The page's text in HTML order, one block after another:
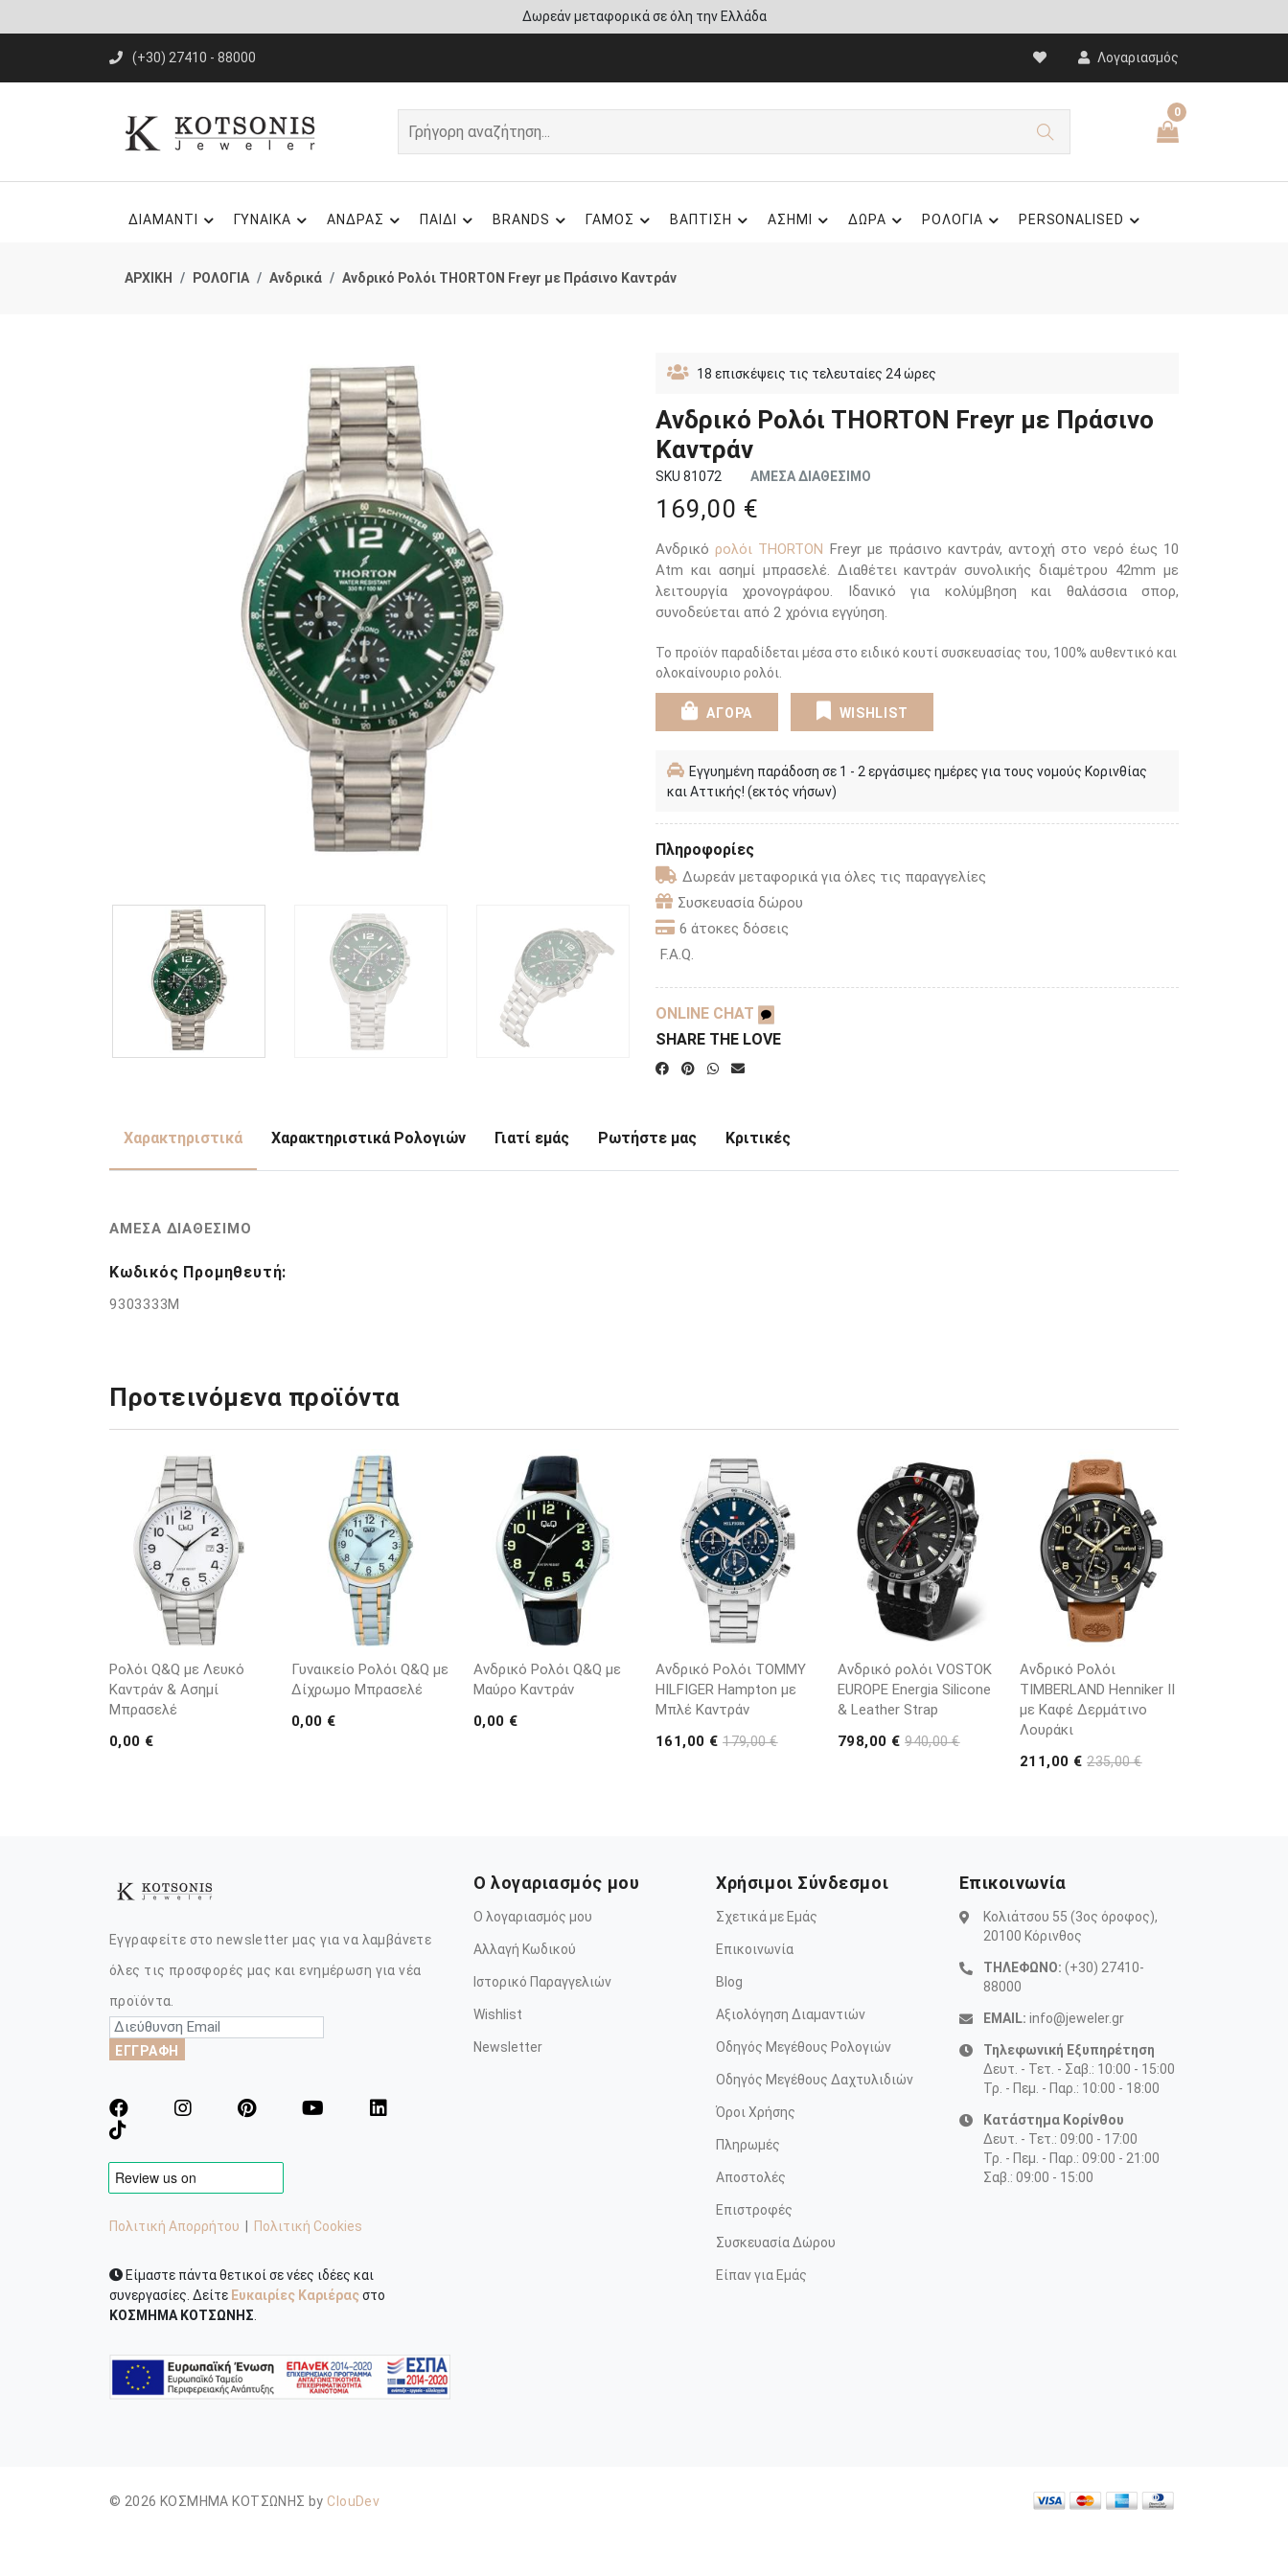
Δωρεάν μεταφορικά σε όλη την Ελλάδα
(+30) 27410 - 88000 Λογαριασμός
0
ΔΙΑΜΑΝΤΙ ΓΥΝΑΙΚΑ ΑΝΔΡΑΣ ΠΑΙΔΙ BRANDS ΓΑΜΟΣ ΒΑΠΤΙΣΗ ΑΣΗΜΙ ΔΩΡΑ ΡΟΛΟΓΙΑ PERSONALISED
ΑΡΧΙΚΗ ΡΟΛΟΓΙΑ Ανδρικά Ανδρικό Ρολόι THORTON Freyr με Πράσινο Καντράν
18 επισκέψεις τις τελευταίες 24 ώρες
Ανδρικό Ρολόι THORTON Freyr με Πράσινο
Καντράν
SKU 81072 ΑΜΕΣΑ ΔΙΑΘΕΣΙΜΟ
169,00 €
Ανδρικόρολόι THORTON Freyr με πράσινο καντράν, αντοχή στο νερό έως 10
Atm και ασημί μπρασελέ. Διαθέτει καντράν συνολικής διαμέτρου 42mm με
λειτουργία χρονογράφου. Ιδανικό για κολύμβηση και θαλάσσια σπορ,
συνοδεύεται από 2 χρόνια εγγύηση.
Το προϊόν παραδίδεται μέσα στο ειδικό κουτί συσκευασίας του, 100% αυθεντικό και
ολοκαίνουριο ρολόι.
ΑΓΟΡΑ WISHLIST
Εγγυημένη παράδοση σε 1 - 2 εργάσιμες ημέρες για τους νομούς Κορινθίας
και Αττικής! (εκτός νήσων)
Πληροφορίες
Δωρεάν μεταφορικά για όλες τις παραγγελίες
Συσκευασία δώρου
6 άτοκες δόσεις
F.A.Q.
ONLINE CHAT
SHARE THE LOVE
Χαρακτηριστικά Χαρακτηριστικά Ρολογιών Γιατί εμάς Ρωτήστε μας Κριτικές
ΑΜΕΣΑ ΔΙΑΘΕΣΙΜΟ
Κωδικός Προμηθευτή:
9303333M
Προτεινόμενα προϊόντα
Ρολόι Q&Q με Λευκό
Καντράν & Ασημί
Μπρασελέ
0,00 €
Γυναικείο Ρολόι Q&Q με
Δίχρωμο Μπρασελέ
0,00 €
Ανδρικό Ρολόι Q&Q με
Μαύρο Καντράν
0,00 €
Ανδρικό Ρολόι TOMMY
HILFIGER Hampton με
Μπλέ Καντράν
161,00 €179,00 €
Ανδρικό ρολόι VOSTOK
EUROPE Energia Silicone
& Leather Strap
798,00 €940,00 €
Ανδρικό Ρολόι
TIMBERLAND Henniker II
με Καφέ Δερμάτινο
Λουράκι
211,00 €235,00 €
Εγγραφείτε στο newsletter μας για να λαμβάνετε
όλες τις προσφορές μας και ενημέρωση για νέα
προϊόντα.
ΕΓΓΡΑΦΗ
Πολιτική Απορρήτου Πολιτική Cookies
Είμαστε πάντα θετικοί σε νέες ιδέες και
συνεργασίες. Δείτε Ευκαιρίες Καριέραςστο
ΚΟΣΜΗΜΑ ΚΟΤΣΩΝΗΣ
Ο λογαριασμός μου
Ο λογαριασμός μου
Αλλαγή Κωδικού
Ιστορικό Παραγγελιών
Wishlist
Newsletter
Χρήσιμοι Σύνδεσμοι
Σχετικά με Εμάς
Επικοινωνία
Blog
Αξιολόγηση Διαμαντιών
Οδηγός Μεγέθους Ρολογιών
Οδηγός Μεγέθους Δαχτυλιδιών
Όροι Χρήσης
Πληρωμές
Αποστολές
Επιστροφές
Συσκευασία Δώρου
Είπαν για Εμάς
Επικοινωνία
Κολιάτσου 55 (3ος όροφος),
20100 Κόρινθος
ΤΗΛΕΦΩΝΟ: (+30) 27410-
88000
EMAIL: info@jeweler.gr
Τηλεφωνική Εξυπηρέτηση
Δευτ. - Τετ. - Σαβ.: 10:00 - 15:00
Τρ. - Πεμ. - Παρ.: 10:00 - 18:00
Κατάστημα Κορίνθου
Δευτ. - Τετ.: 09:00 - 17:00
Τρ. - Πεμ. - Παρ.: 09:00 - 21:00
Σαβ.: 09:00 - 15:00
© 2026 ΚΟΣΜΗΜΑ ΚΟΤΣΩΝΗΣ by ClouDev